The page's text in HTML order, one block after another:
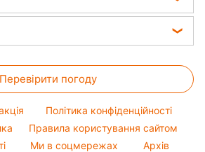
Перевірити погоду
Політика конфіденційності
Правила користування сайтом
Ми в соцмережах
Архів